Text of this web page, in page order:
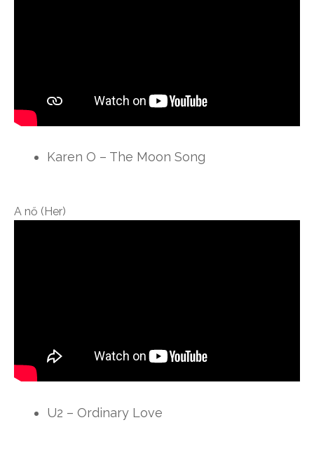
Karen O – The Moon Song
A nő (Her)
U2 – Ordinary Love